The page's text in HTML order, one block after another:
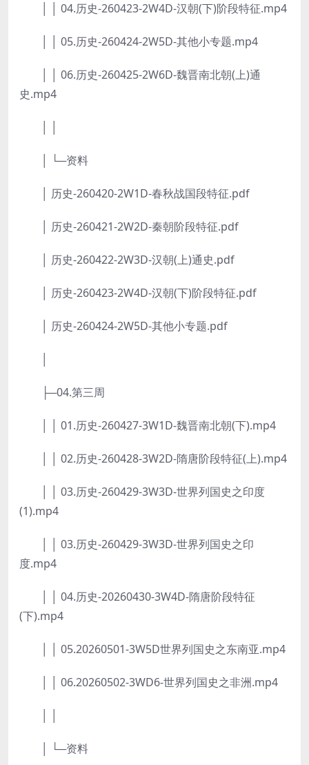
│ │ 04.历史-260423-2W4D-汉朝(下)阶段特征.mp4
│ │ 05.历史-260424-2W5D-其他小专题.mp4
│ │ 06.历史-260425-2W6D-魏晋南北朝(上)通
史.mp4
│ └─资料
│ 历史-260420-2W1D-春秋战国段特征.pdf
│ 历史-260421-2W2D-秦朝阶段特征.pdf
│ 历史-260422-2W3D-汉朝(上)通史.pdf
│ 历史-260423-2W4D-汉朝(下)阶段特征.pdf
│ 历史-260424-2W5D-其他小专题.pdf
├─04.第三周
│ │ 01.历史-260427-3W1D-魏晋南北朝(下).mp4
│ │ 02.历史-260428-3W2D-隋唐阶段特征(上).mp4
│ │ 03.历史-260429-3W3D-世界列国史之印度
(1).mp4
│ │ 03.历史-260429-3W3D-世界列国史之印
度.mp4
│ │ 04.历史-20260430-3W4D-隋唐阶段特征
(下).mp4
│ │ 05.20260501-3W5D世界列国史之东南亚.mp4
│ │ 06.20260502-3WD6-世界列国史之非洲.mp4
│ └─资料